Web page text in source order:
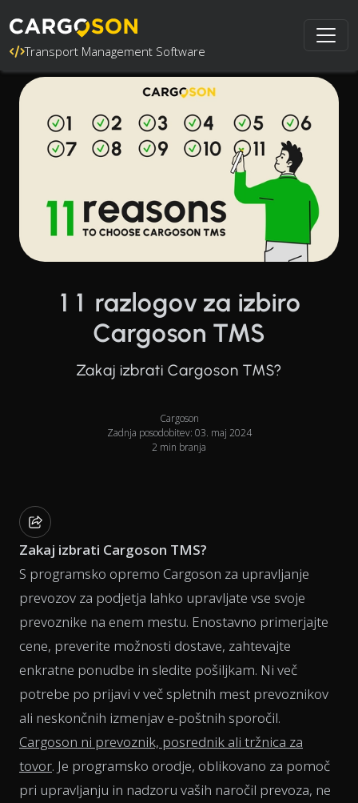
Transport Management Software
11 razlogov za izbiro
Cargoson TMS
Zakaj izbrati Cargoson TMS?
Cargoson
Zadnja posodobitev: 03. maj 2024
2 min branja
Zakaj izbrati Cargoson TMS?
S programsko opremo Cargoson za upravljanje
prevozov za podjetja lahko upravljate vse svoje
prevoznike na enem mestu. Enostavno primerjajte
cene, preverite možnosti dostave, zahtevajte
enkratne ponudbe in sledite pošiljkam. Ni več
potrebe po prijavi v več spletnih mest prevoznikov
ali neskončnih izmenjav e-poštnih sporočil.
Cargoson ni prevoznik, posrednik ali tržnica za
tovor. Je programsko orodje, oblikovano za pomoč
pri upravljanju in nadzoru vaših naročil prevoza, ne